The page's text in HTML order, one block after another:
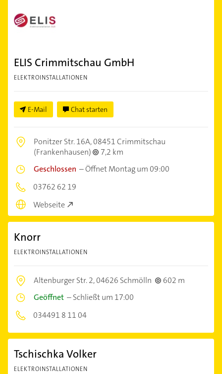
ELIS Crimmitschau GmbH
ELEKTROINSTALLATIONEN
E-Mail Chat starten
Ponitzer Str. 16A,08451 Crimmitschau
(Frankenhausen)
7,2 km
Geschlossen –Öffnet Montag um 09:00
03762 62 19
Webseite
Knorr
ELEKTROINSTALLATIONEN
Altenburger Str. 2,04626 Schmölln
602 m
Geöffnet –Schließt um 17:00
034491 8 11 04
Tschischka Volker
ELEKTROINSTALLATIONEN